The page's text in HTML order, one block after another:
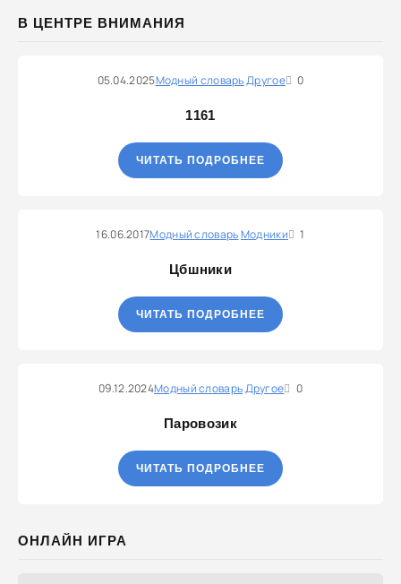
В ЦЕНТРЕ ВНИМАНИЯ
05.04.2025Модный словарьДругое 0
1161
ЧИТАТЬ ПОДРОБНЕЕ
16.06.2017Модный словарьМодники 1
Цбшники
ЧИТАТЬ ПОДРОБНЕЕ
09.12.2024Модный словарьДругое 0
Паровозик
ЧИТАТЬ ПОДРОБНЕЕ
ОНЛАЙН ИГРА